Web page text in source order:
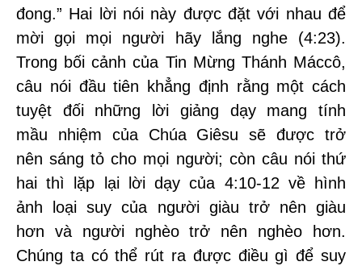
đong.” Hai lời nói này được đặt với nhau để
mời gọi mọi người hãy lắng nghe (4:23).
Trong bối cảnh của Tin Mừng Thánh Máccô,
câu nói đầu tiên khẳng định rằng một cách
tuyệt đối những lời giảng dạy mang tính
mầu nhiệm của Chúa Giêsu sẽ được trở
nên sáng tỏ cho mọi người; còn câu nói thứ
hai thì lặp lại lời dạy của 4:10-12 về hình
ảnh loại suy của người giàu trở nên giàu
hơn và người nghèo trở nên nghèo hơn.
Chúng ta có thể rút ra được điều gì để suy